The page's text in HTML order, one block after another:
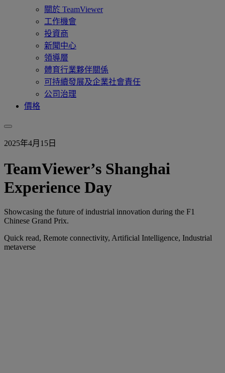
關於 TeamViewer
工作機會
投資商
新聞中心
領導層
體育行業夥伴關係
可持續發展及企業社會責任
公司治理
價格
2025年4月15日
TeamViewer’s Shanghai
Experience Day
Showcasing the future of industrial innovation during the F1
Chinese Grand Prix.
Quick read, Remote connectivity, Artificial Intelligence, Industrial
metaverse